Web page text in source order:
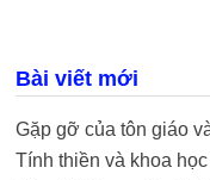
Bài viết mới
Gặp gỡ của tôn giáo
Tính thiền và khoa học